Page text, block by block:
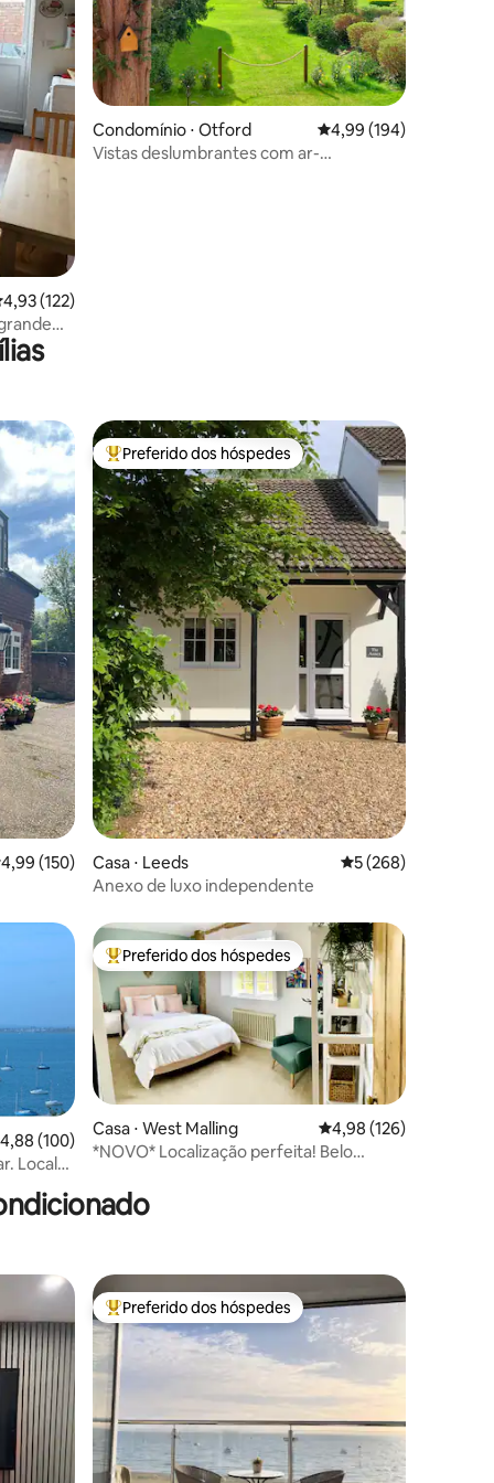
de uma avaliação média de 5, 122 avaliações
4,93 (122)
Condomínio ⋅ Otford 4,99 de uma avaliação
4,99 (194)
Vistas deslumbrantes com ar-
hóspedes
de uma avaliação média de 5, 150 avaliações
4,99 (150)
Entre os melhores preferidos dos hóspedes
Preferido dos hóspedes
Casa ⋅ Leeds 5 de uma avaliação
5 (268)
Anexo de luxo independente
hóspedes
de uma avaliação média de 5, 100 avaliações
4,88 (100)
Entre os melhores preferidos dos hóspedes
Preferido dos hóspedes
Casa ⋅ West Malling 4,98 de uma avaliação
4,98 (126)
*NOVO* Localização perfeita! Belo
Entre os melhores preferidos dos hóspedes
Preferido dos hóspedes